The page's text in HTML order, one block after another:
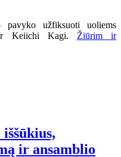
pavyko užfiksuoti uoliems
ir Keiichi Kagi. Žiūrim ir
ir ansamblio